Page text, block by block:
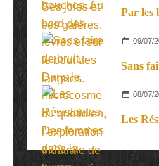
09/07/
08/07/